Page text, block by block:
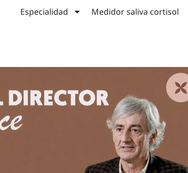
Especialidad Medidor saliva cortisol